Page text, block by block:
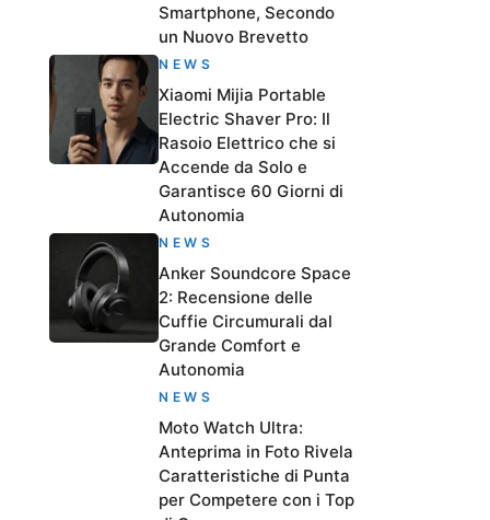
Smartphone, Secondo
un Nuovo Brevetto
NEWS
Xiaomi Mijia Portable
Electric Shaver Pro: Il
Rasoio Elettrico che si
Accende da Solo e
Garantisce 60 Giorni di
Autonomia
NEWS
Anker Soundcore Space
2: Recensione delle
Cuffie Circumurali dal
Grande Comfort e
Autonomia
NEWS
Moto Watch Ultra:
Anteprima in Foto Rivela
Caratteristiche di Punta
per Competere con i Top